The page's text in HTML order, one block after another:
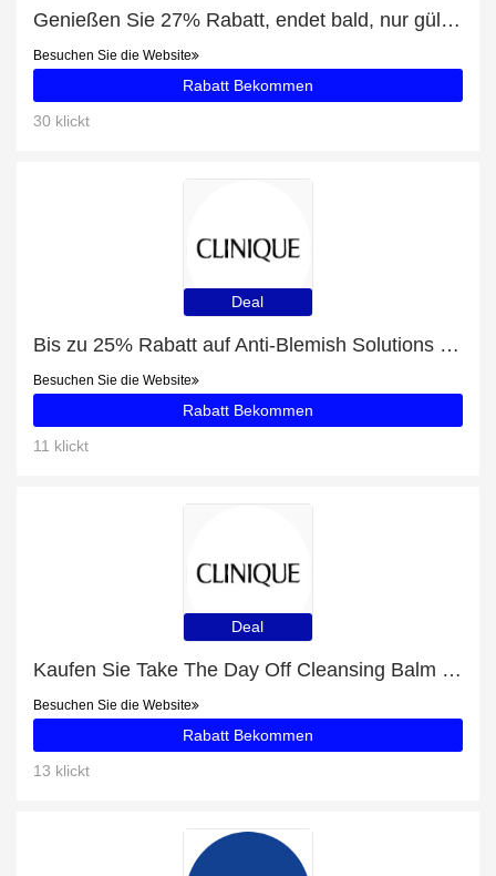
Genießen Sie 27% Rabatt, endet bald, nur gültig für Tagescreme
Besuchen Sie die Website
Rabatt Bekommen
30 klickt
Deal
Bis zu 25% Rabatt auf Anti-Blemish Solutions Cleansing Foam + zusätzliche 66-Rabatte
Besuchen Sie die Website
Rabatt Bekommen
11 klickt
Deal
Kaufen Sie Take The Day Off Cleansing Balm und erhalten Sie 10% Rabatt
Besuchen Sie die Website
Rabatt Bekommen
13 klickt